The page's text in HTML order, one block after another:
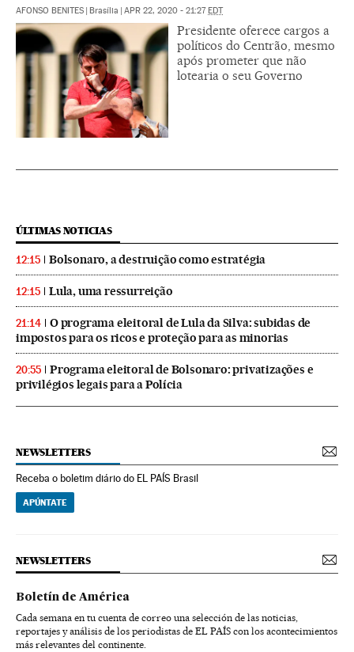
AFONSO BENITES Brasília APR 22, 2020 - 21:27 EDT
Presidente oferece cargos a
políticos do Centrão, mesmo
após prometer que não
lotearia o seu Governo
ÚLTIMAS NOTICIAS
12:15 Bolsonaro, a destruição como estratégia
12:15 Lula, uma ressurreição
21:14
O programa eleitoral de Lula da Silva: subidas de
impostos para os ricos e proteção para as minorias
20:55
Programa eleitoral de Bolsonaro: privatizações e
privilégios legais para a Polícia
NEWSLETTERS
Receba o boletim diário do EL PAÍS Brasil
APÚNTATE
NEWSLETTERS
Boletín de América
Cada semana en tu cuenta de correo una selección de las noticias,
reportajes y análisis de los periodistas de EL PAÍS con los acontecimientos
más relevantes del continente.